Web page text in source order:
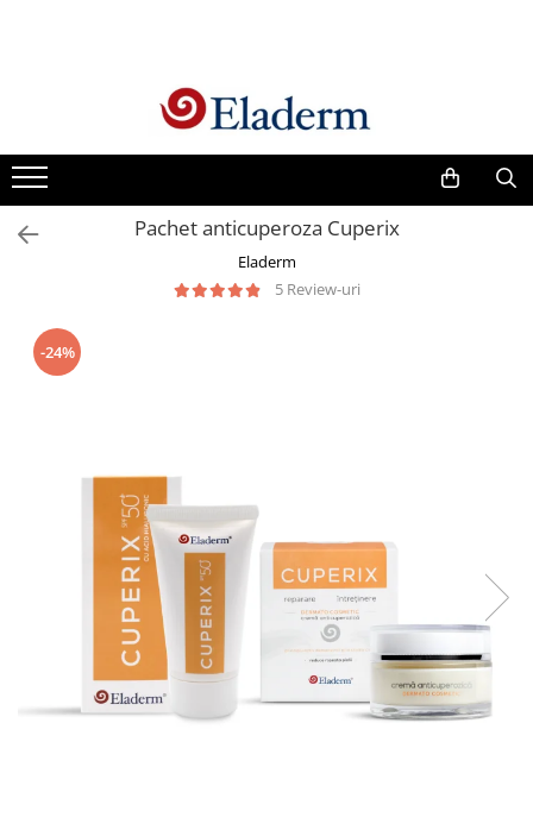
Vezi toate produsele
Creme cu protectie solara
Produse Antirid
Produse Hidratante
Produse Anti sebum
Produse Antiacnee
Produse Par si Scalp
Lotiuni tonice
Produse pentru curatare
Creme Emoliente
Creme cu Uree
Produse pentru pete pigmentare
Evidence skincare
Pachet anticuperoza Cuperix
Eladerm
5 Review-uri
-24%